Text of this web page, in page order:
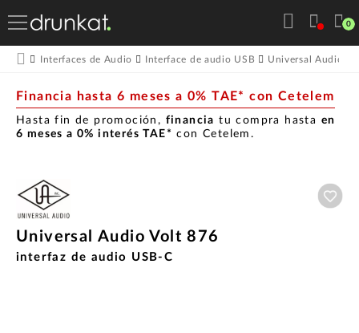
0
Interfaces de Audio Interface de audio USB Universal Audio
Financia hasta 6 meses a 0% TAE* con Cetelem
Hasta fin de promoción, financia tu compra hasta en
6 meses a 0% interés TAE* con Cetelem.
Universal Audio Volt 876
interfaz de audio USB-C